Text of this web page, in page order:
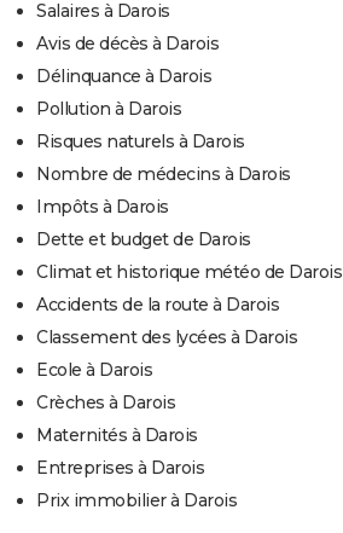
Salaires à Darois
Avis de décès à Darois
Délinquance à Darois
Pollution à Darois
Risques naturels à Darois
Nombre de médecins à Darois
Impôts à Darois
Dette et budget de Darois
Climat et historique météo de Darois
Accidents de la route à Darois
Classement des lycées à Darois
Ecole à Darois
Crèches à Darois
Maternités à Darois
Entreprises à Darois
Prix immobilier à Darois